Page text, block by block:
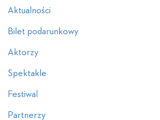
Aktualności
Bilet podarunkowy
Aktorzy
Spektakle
Festiwal
Partnerzy